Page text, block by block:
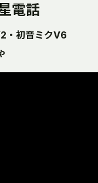
電話
・初音ミクV6